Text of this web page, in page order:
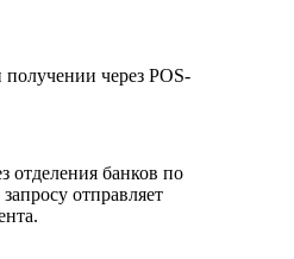
через POS-
отделения банков по
отправляет